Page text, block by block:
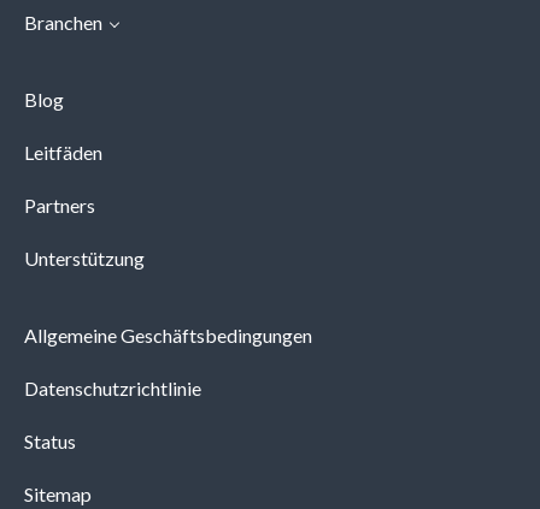
Branchen
Blog
Leitfäden
Partners
Unterstützung
Allgemeine Geschäftsbedingungen
Datenschutzrichtlinie
Status
Sitemap